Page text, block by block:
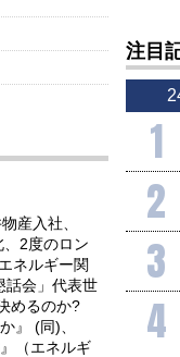
産入社、
2度のロン
ネルギー関
話会」代表世
めるのか?
』 (同)、
（エネルギ
注目
1
2
3
4